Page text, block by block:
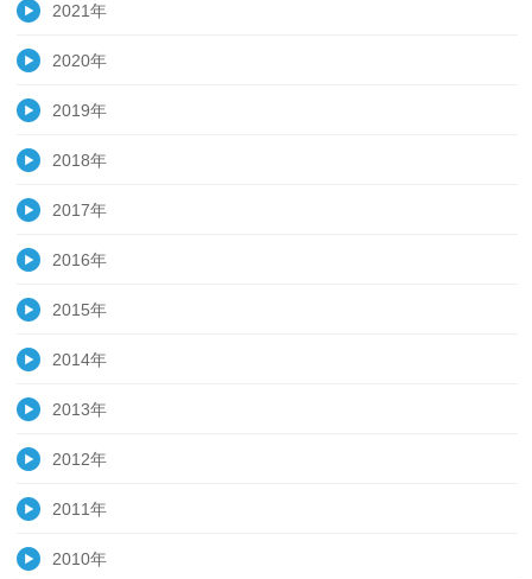
2021年
2020年
2019年
2018年
2017年
2016年
2015年
2014年
2013年
2012年
2011年
2010年